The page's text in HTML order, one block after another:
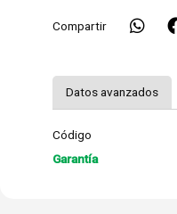
Compartir
Datos avanzados
Código
Garantía